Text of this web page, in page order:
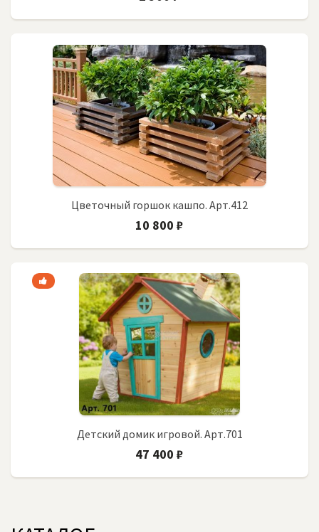
Цветочный горшок кашпо. Арт.412
10 800 ₽
Детский домик игровой. Арт.701
47 400 ₽